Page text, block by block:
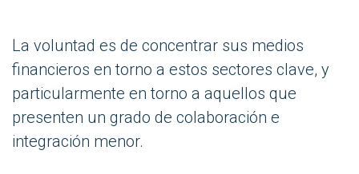
La voluntad es de concentrar sus medios
financieros en torno a estos sectores clave, y
particularmente en torno a aquellos que
presenten un grado de colaboración e
integración menor.